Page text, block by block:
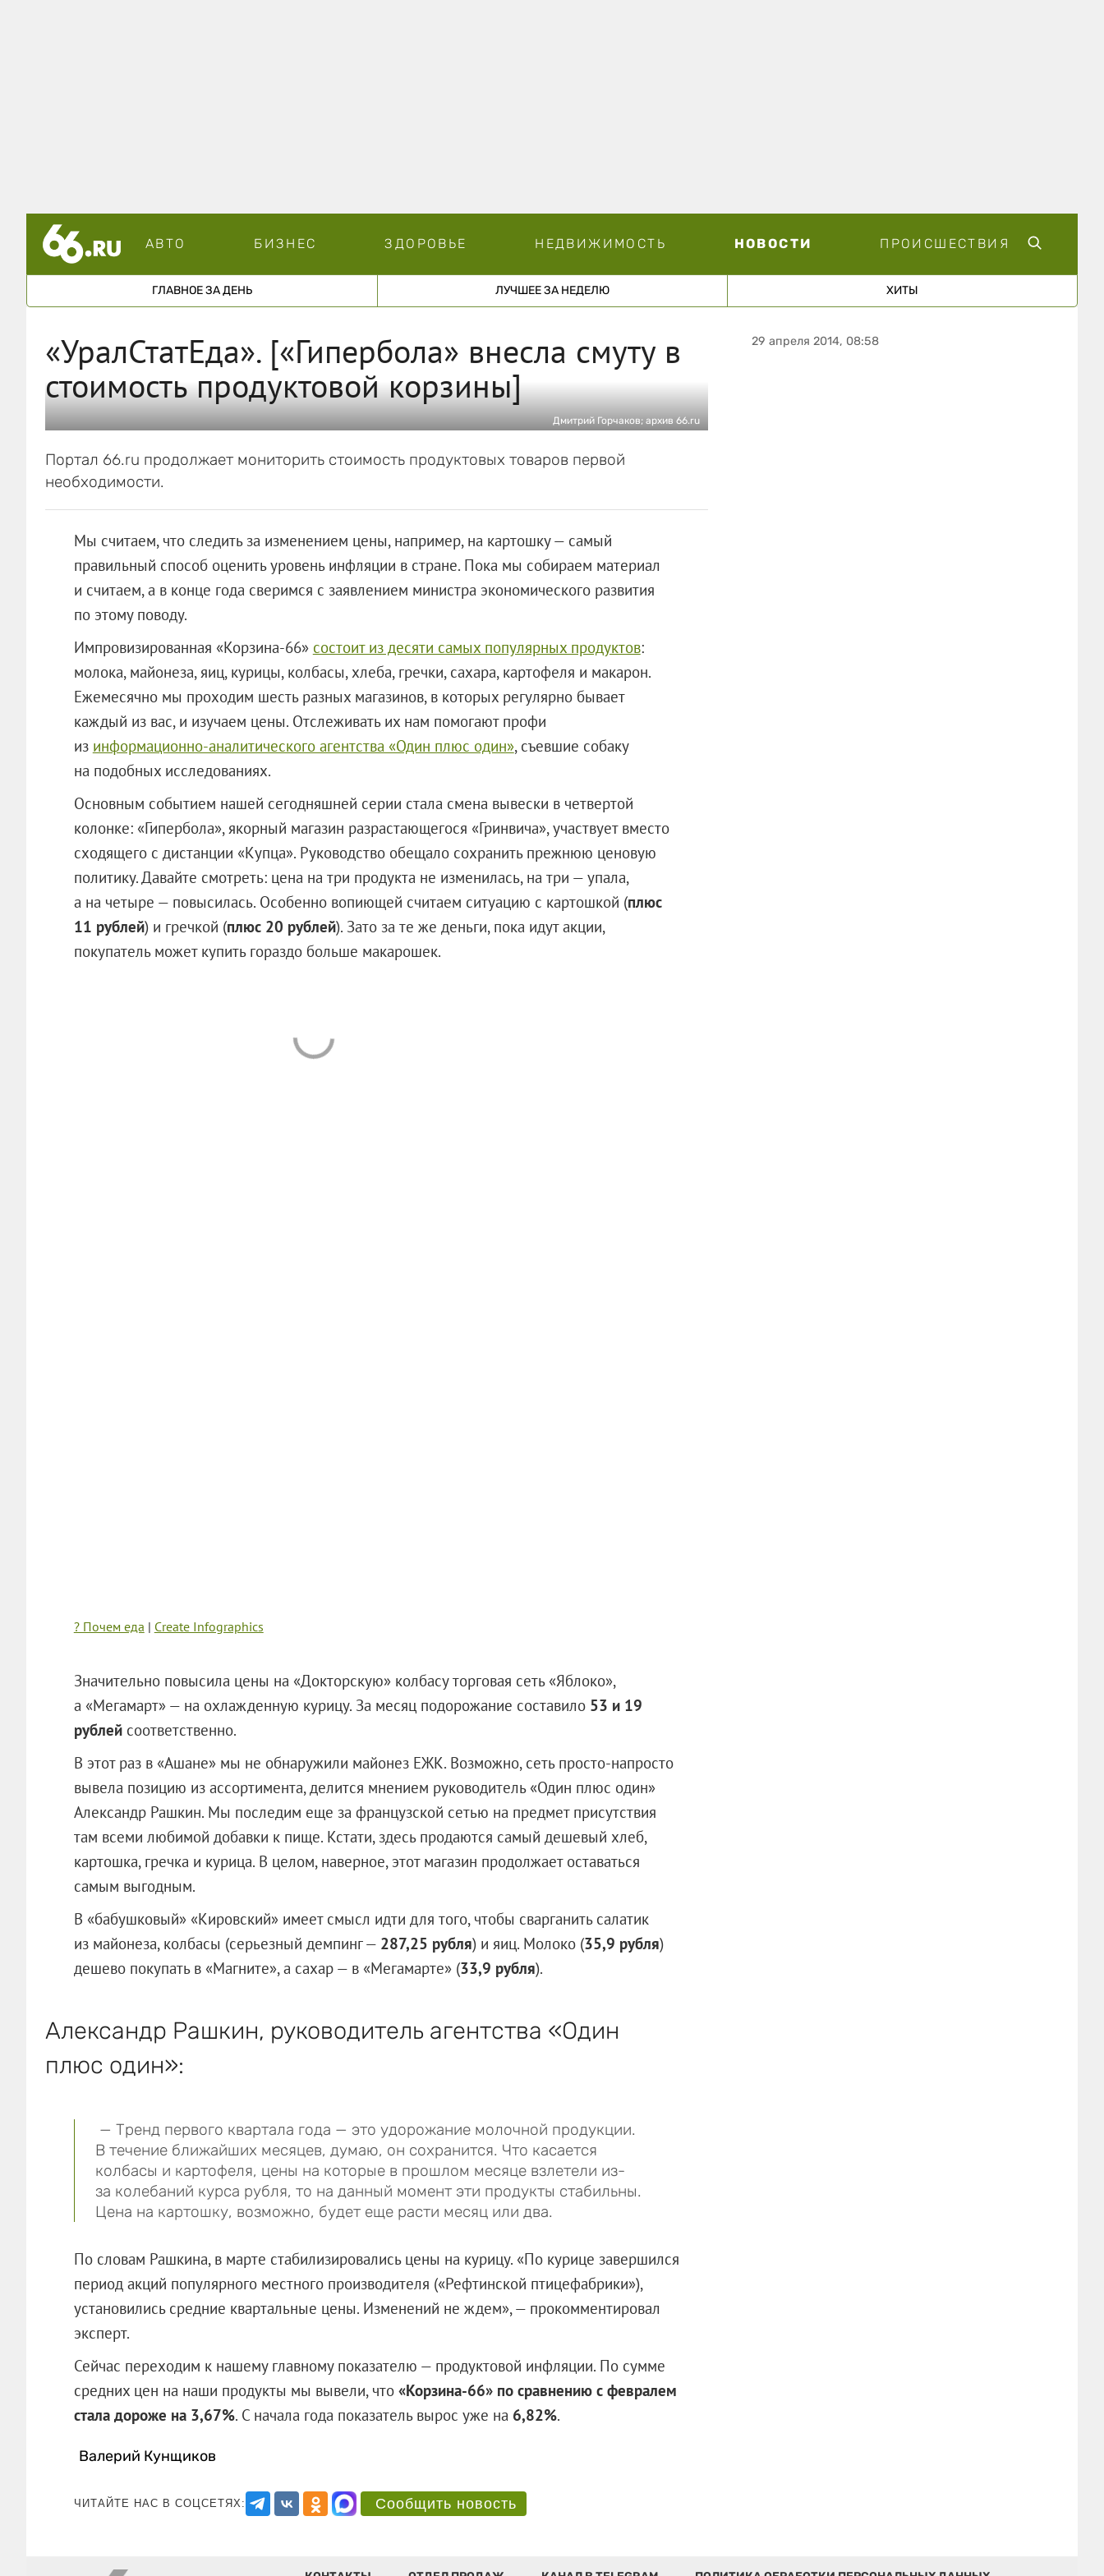
АВТО БИЗНЕС ЗДОРОВЬЕ НЕДВИЖИМОСТЬ НОВОСТИ ПРОИСШЕСТВИЯ
ГЛАВНОЕ ЗА ДЕНЬ ЛУЧШЕЕ ЗА НЕДЕЛЮ ХИТЫ
«УралСтатЕда». [«Гипербола» внесла смуту в
стоимость продуктовой корзины]
Дмитрий Горчаков; архив 66.ru
Портал 66.ru продолжает мониторить стоимость продуктовых товаров первой
необходимости.
Мы считаем, что следить за изменением цены, например, на картошку — самый
правильный способ оценить уровень инфляции в стране. Пока мы собираем материал
и считаем, а в конце года сверимся с заявлением министра экономического развития
по этому поводу.
Импровизированная «Корзина-66» состоит из десяти самых популярных продуктов:
молока, майонеза, яиц, курицы, колбасы, хлеба, гречки, сахара, картофеля и макарон.
Ежемесячно мы проходим шесть разных магазинов, в которых регулярно бывает
каждый из вас, и изучаем цены. Отслеживать их нам помогают профи
из информационно-аналитического агентства «Один плюс один», съевшие собаку
на подобных исследованиях.
Основным событием нашей сегодняшней серии стала смена вывески в четвертой
колонке: «Гипербола», якорный магазин разрастающегося «Гринвича», участвует вместо
сходящего с дистанции «Купца». Руководство обещало сохранить прежнюю ценовую
политику. Давайте смотреть: цена на три продукта не изменилась, на три — упала,
а на четыре — повысилась. Особенно вопиющей считаем ситуацию с картошкой (плюс
11 рублей) и гречкой (плюс 20 рублей). Зато за те же деньги, пока идут акции,
покупатель может купить гораздо больше макарошек.
? Почем еда | Create Infographics
Значительно повысила цены на «Докторскую» колбасу торговая сеть «Яблоко»,
а «Мегамарт» — на охлажденную курицу. За месяц подорожание составило 53 и 19
рублейсоответственно.
В этот раз в «Ашане» мы не обнаружили майонез ЕЖК. Возможно, сеть просто-напросто
вывела позицию из ассортимента, делится мнением руководитель «Один плюс один»
Александр Рашкин. Мы последим еще за французской сетью на предмет присутствия
там всеми любимой добавки к пище. Кстати, здесь продаются самый дешевый хлеб,
картошка, гречка и курица. В целом, наверное, этот магазин продолжает оставаться
самым выгодным.
В «бабушковый» «Кировский» имеет смысл идти для того, чтобы сварганить салатик
из майонеза, колбасы (серьезный демпинг — 287,25 рубля) и яиц. Молоко (35,9 рубля)
дешево покупать в «Магните», а сахар — в «Мегамарте» (33,9 рубля).
Александр Рашкин, руководитель агентства «Один
плюс один»:
— Тренд первого квартала года — это удорожание молочной продукции.
В течение ближайших месяцев, думаю, он сохранится. Что касается
колбасы и картофеля, цены на которые в прошлом месяце взлетели из-
за колебаний курса рубля, то на данный момент эти продукты стабильны.
Цена на картошку, возможно, будет еще расти месяц или два.
По словам Рашкина, в марте стабилизировались цены на курицу. «По курице завершился
период акций популярного местного производителя («Рефтинской птицефабрики»),
установились средние квартальные цены. Изменений не ждем», — прокомментировал
эксперт.
Сейчас переходим к нашему главному показателю — продуктовой инфляции. По сумме
средних цен на наши продукты мы вывели, что «Корзина-66» по сравнению с февралем
стала дороже на 3,67%. С начала года показатель вырос уже на 6,82%.
Валерий Кунщиков
ЧИТАЙТЕ НАС В СОЦСЕТЯХ: Сообщить новость
29 апреля 2014, 08:58